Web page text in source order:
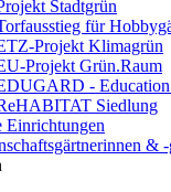
Stadtgrün
für
Projekt Klimagrün
Projekt Grün.Raum
- Education
Siedlung
Einrichtungen
&